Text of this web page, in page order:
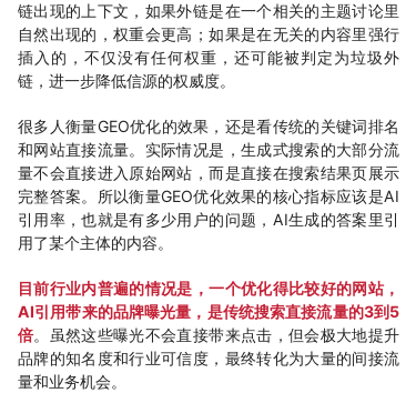
链出现的上下文，如果外链是在一个相关的主题讨论里
自然出现的，权重会更高；如果是在无关的内容里强行
插入的，不仅没有任何权重，还可能被判定为垃圾外
链，进一步降低信源的权威度。
很多人衡量GEO优化的效果，还是看传统的关键词排名
和网站直接流量。实际情况是，生成式搜索的大部分流
量不会直接进入原始网站，而是直接在搜索结果页展示
完整答案。所以衡量GEO优化效果的核心指标应该是AI
引用率，也就是有多少用户的问题，AI生成的答案里引
用了某个主体的内容。
目前行业内普遍的情况是，一个优化得比较好的网站，
AI引用带来的品牌曝光量，是传统搜索直接流量的3到5
倍。虽然这些曝光不会直接带来点击，但会极大地提升
品牌的知名度和行业可信度，最终转化为大量的间接流
量和业务机会。